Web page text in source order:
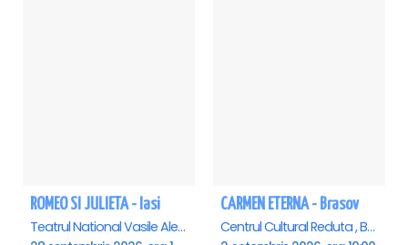
ROMEO SI JULIETA - Iasi
Teatrul National Vasile Alecsandri , Iasi
CARMEN ETERNA - Brasov
Centrul Cultural Reduta , Brasov